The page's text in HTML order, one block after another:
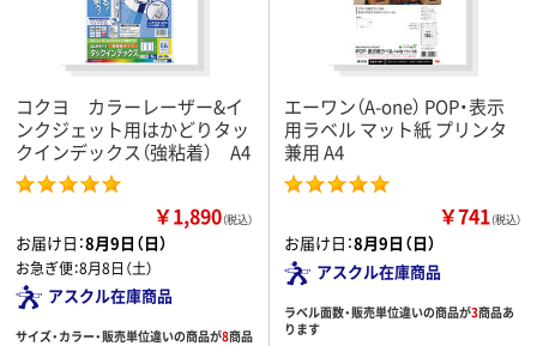
コクヨ カラーレーザー&イ
ンクジェット用はかどりタッ
クインデックス（強粘着） A4
￥1,890（税込）
お届け日：8月9日（日）
お急ぎ便：8月8日（土）
アスクル在庫商品
サイズ・カラー・販売単位違いの商品が8商品
エーワン（A-one） POP・表示
用ラベル マット紙 プリンタ
兼用 A4
￥741（税込）
お届け日：8月9日（日）
アスクル在庫商品
ラベル面数・販売単位違いの商品が3商品あ
ります